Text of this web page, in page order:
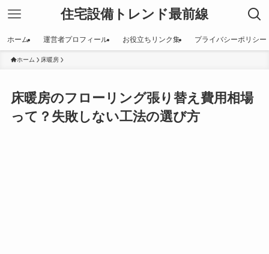
住宅設備トレンド最前線
ホーム 運営者プロフィール お役立ちリンク集 プライバシーポリシー
ホーム 床暖房
床暖房のフローリング張り替え費用相場
って？失敗しない工法の選び方